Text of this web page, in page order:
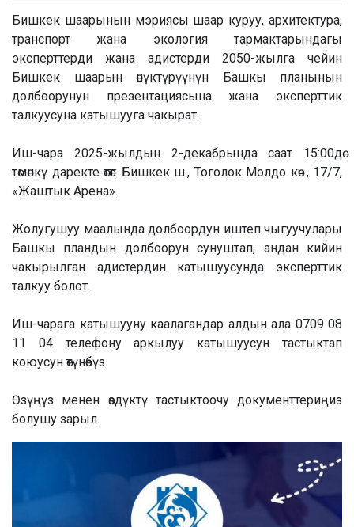
Бишкек шаарынын мэриясы шаар куруу, архитектура,
транспорт жана экология тармактарындагы
эксперттерди жана адистерди 2050-жылга чейин
Бишкек шаарын өнүктүрүүнүн Башкы планынын
долбоорунун презентациясына жана эксперттик
талкуусуна катышууга чакырат.
Иш-чара 2025-жылдын 2-декабрында саат 15:00дө
төмөнкү даректе өтөт: Бишкек ш., Тоголок Молдо көч., 17/7,
«Жаштык Арена».
Жолугушуу маалында долбоордун иштеп чыгуучулары
Башкы пландын долбоорун сунуштап, андан кийин
чакырылган адистердин катышуусунда эксперттик
талкуу болот.
Иш-чарага катышууну каалагандар алдын ала 0709 08
11 04 телефону аркылуу катышуусун тастыктап
коюусун өтүнөбүз.
Өзүңүз менен өздүктү тастыктоочу документтериңиз
болушу зарыл.